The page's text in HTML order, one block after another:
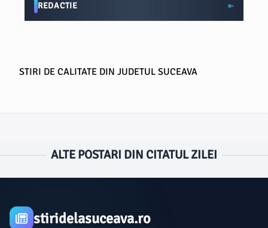
REDACTIE
STIRI DE CALITATE DIN JUDETUL SUCEAVA
ALTE POSTARI DIN CITATUL ZILEI
stiridelasuceava.ro